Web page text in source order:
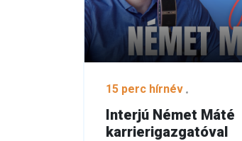
15 perc hírnév
Interjú Német Máté
karrierigazgatóval